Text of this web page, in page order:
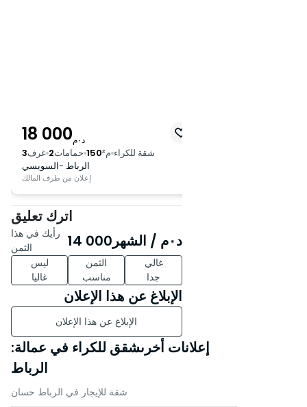
18 000 د٠م
3غرف 2حمامات 150 م² شقة للكراء
الرباط -السويسي
إعلان من طرف المالك
اترك تعليق
رأيك في هذا
الثمن
14 000 د٠م / الشهر
ليس
غاليا
الثمن
مناسب
غالي
جدا
الإبلاغ عن هذا الإعلان
الإبلاغ عن هذا الإعلان
إعلانات أخرىشقق للكراء في عمالة:
الرباط
شقة للإيجار في الرباط حسان